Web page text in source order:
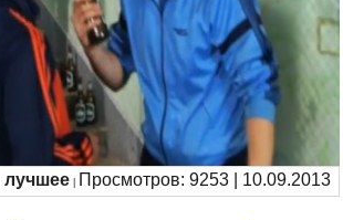
Просмотров: 9253 | 10.09.2013